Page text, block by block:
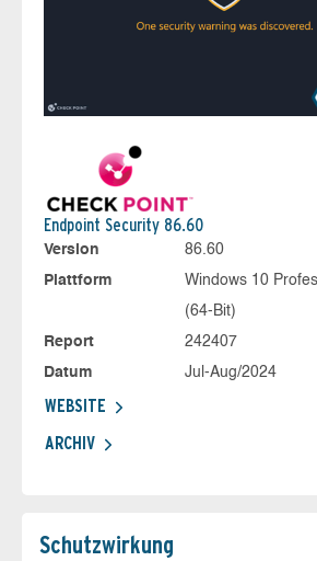
Endpoint Security 86.60
Version
86.60
Plattform
Windows 10
(64-Bit)
Report
242407
Datum
Jul-Aug/2024
WEBSITE
ARCHIV
Schutz­wirkung